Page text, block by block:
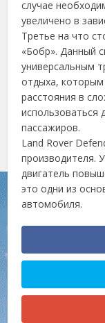
случае
увеличено в
Третье на что
«Бобр». Данный
универсальным
отдыха,
расстояния в
использоваться
пассажиров.
Land Rover
производителя.
двигатель
это одни из
автомобиля.